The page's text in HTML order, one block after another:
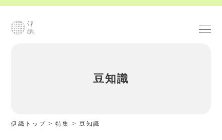
豆知識
伊織トップ >特集 > 豆知識